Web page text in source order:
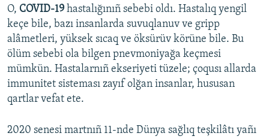
O, COVID-19 hastalığınıñ sebebi oldı. Hastalıq yengil
keçe bile, bazı insanlarda suvuqlanuv ve gripp
alâmetleri, yüksek sıcaq ve öksürüv körüne bile. Bu
ölüm sebebi ola bilgen pnevmoniyağa keçmesi
mümkün. Hastalarnıñ ekseriyeti tüzele; çoqusı allarda
immunitet sisteması zayıf olğan insanlar, hususan
qartlar vefat ete.
2020 senesi martnıñ 11-nde Dünya sağlıq teşkilâtı yañı